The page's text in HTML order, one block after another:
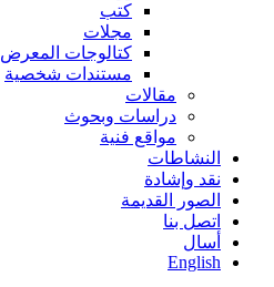
كتب
مجلات
كتالوجات المعرض
مستندات شخصية
مقالات
دراسات وبحوث
مواقع فنية
النشاطات
نقد وإشادة
الصور القديمة
اتصل بنا
أسال
English